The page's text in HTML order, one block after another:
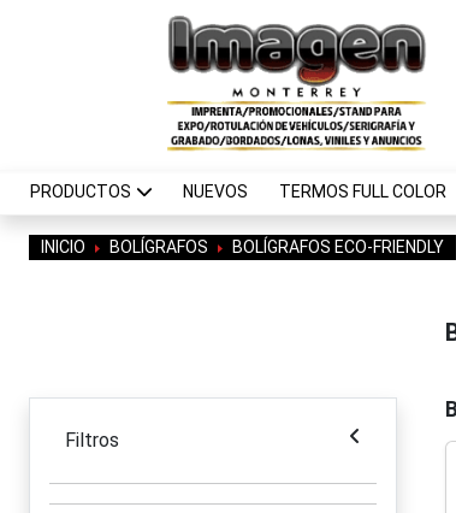
PRODUCTOS NUEVOS TERMOS FULL COLOR
INICIO BOLÍGRAFOS BOLÍGRAFOS ECO-FRIENDLY
Filtros